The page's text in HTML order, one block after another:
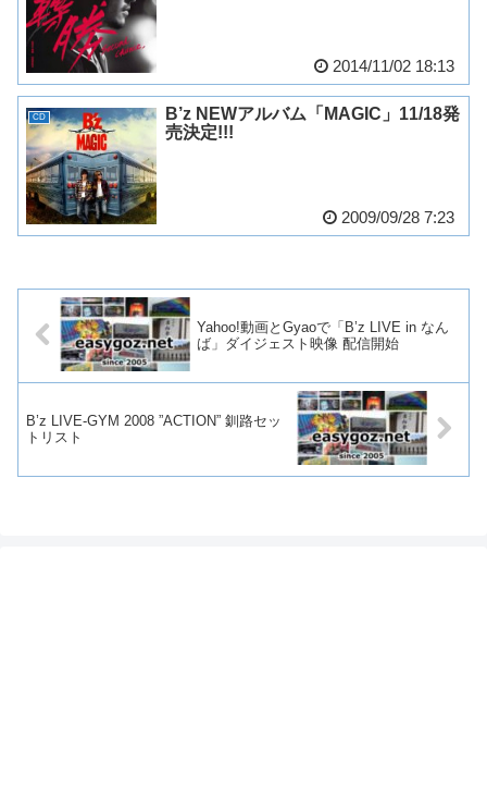
2014/11/02 18:13
CD
B’z NEWアルバム「MAGIC」11/18発
売決定!!!
2009/09/28 7:23
Yahoo!動画とGyaoで「B’z LIVE in なん
ば」ダイジェスト映像 配信開始
B’z LIVE-GYM 2008 ”ACTION” 釧路セッ
トリスト